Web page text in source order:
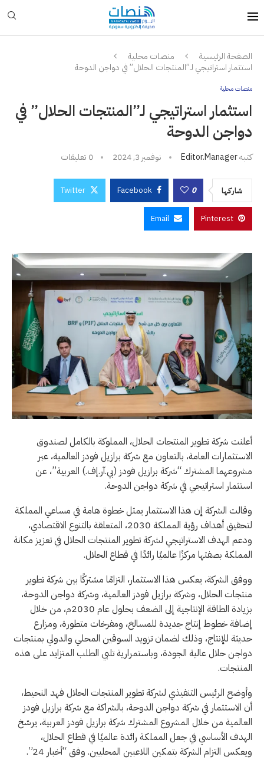
الصفحة الرئيسية
منصات محلية
استثمار استراتيجي لـ”المنتجات الحلال” في دواجن الدوحة
منصات محلية
استثمار استراتيجي لـ”المنتجات الحلال” في
دواجن الدوحة
كتبهEditor.manager نوفمبر 3, 2024 0 تعليقات
شاركها 0
Facebook
Twitter
Pinterest
Email
أعلنت شركة تطوير المنتجات الحلال، المملوكة بالكامل لصندوق
الاستثمارات العامة، بالتعاون مع شركة برازيل فودز العالمية، عبر
مشروعهما المشترك “شركة برازيل فودز (بي.آر.إف.) العربية”، عن
استثمار استراتيجي في شركة دواجن الدوحة.
وقالت الشركة إن هذا الاستثمار يمثل خطوة هامة في مساعي المملكة
لتحقيق أهداف رؤية المملكة 2030، المتعلقة بالتنوع الاقتصادي،
ودعم الهدف الاستراتيجي لشركة تطوير المنتجات الحلال في تعزيز مكانة
المملكة بصفتها مركزًا عالميًا رائدًا في قطاع الحلال.
ووفق الشركة، يعكس هذا الاستثمار، التزامًا مشتركًا بين شركة تطوير
منتجات الحلال، وشركة برازيل فودز العالمية، وشركة دواجن الدوحة،
بزيادة الطاقة الإنتاجية إلى الضعف بحلول عام 2030م، من خلال
إضافة خطوط إنتاج جديدة للمسالخ، ومفرخات متطورة، ومزارع
حديثة للإنتاج، وذلك لضمان تزويد السوقين المحلي والدولي بمنتجات
دواجن حلال عالية الجودة، وباستمرارية تلبي الطلب المتزايد على هذه
المنتجات.
وأوضح الرئيس التنفيذي لشركة تطوير المنتجات الحلال فهد النحيط،
أن الاستثمار في شركة دواجن الدوحة، بالشراكة مع شركة برازيل فودز
العالمية من خلال المشروع المشترك شركة برازيل فودز العربية، يرسّخ
الهدف الأساسي في جعل المملكة رائدة عالميًا في قطاع الحلال،
ويعكس التزام الشركة بتمكين اللاعبين المحليين. وفق “أخبار 24”.